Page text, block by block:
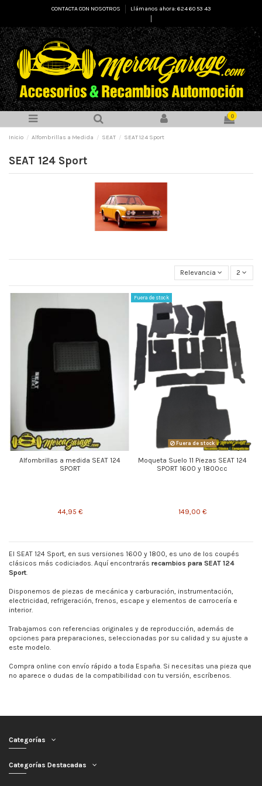
CONTACTA CON NOSOTROS
Llámanos ahora: 624 60 53 43
0
Inicio Alfombrillas a Medida SEAT SEAT 124 Sport
SEAT 124 Sport
Relevancia 2
Alfombrillas a medida SEAT 124
SPORT
44,95 €
Fuera de stock
Fuera de stock
Moqueta Suelo 11 Piezas SEAT 124
SPORT 1600 y 1800cc
149,00 €
El SEAT 124 Sport, en sus versiones 1600 y 1800, es uno de los coupés
clásicos más codiciados. Aquí encontrarás recambios para SEAT 124
Sport.
Disponemos de piezas de mecánica y carburación, instrumentación,
electricidad, refrigeración, frenos, escape y elementos de carrocería e
interior.
Trabajamos con referencias originales y de reproducción, además de
opciones para preparaciones, seleccionadas por su calidad y su ajuste a
este modelo.
Compra online con envío rápido a toda España. Si necesitas una pieza que
no aparece o dudas de la compatibilidad con tu versión, escríbenos.
Categorías
Categorías Destacadas